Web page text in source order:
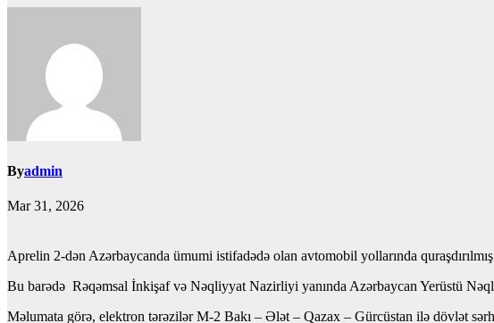
Byadmin
Mar 31, 2026
Aprelin 2-dən Azərbaycanda ümumi istifadədə olan avtomobil yollarında
Bu barədə Rəqəmsal İnkişaf və Nəqliyyat Nazirliyi yanında Azərbaycan Yerüstü
Məlumata görə, elektron tərəzilər M-2 Bakı – Ələt – Qazax – Gürcüstan ilə dövlət